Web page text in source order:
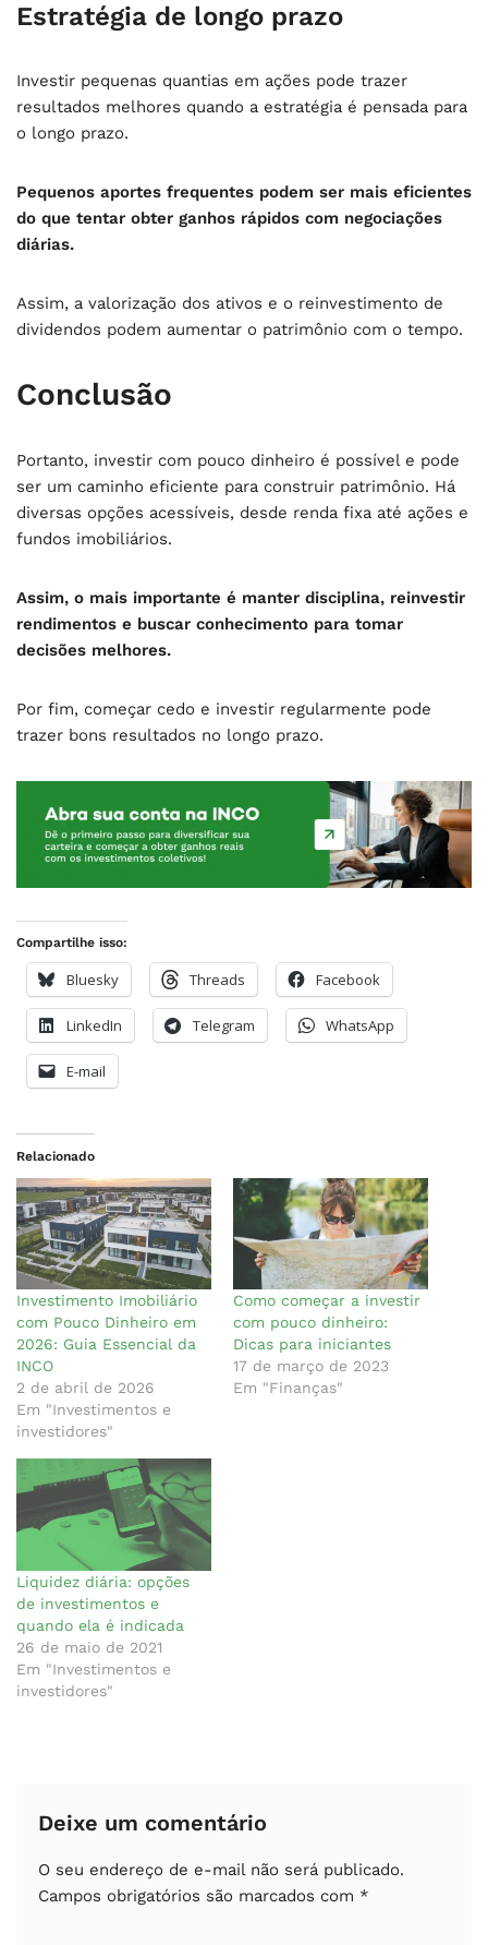
Estratégia de longo prazo
Investir pequenas quantias em ações pode trazer
resultados melhores quando a estratégia é pensada para
o longo prazo.
Pequenos aportes frequentes podem ser mais eficientes
do que tentar obter ganhos rápidos com negociações
diárias.
Assim, a valorização dos ativos e o reinvestimento de
dividendos podem aumentar o patrimônio com o tempo.
Conclusão
Portanto, investir com pouco dinheiro é possível e pode
ser um caminho eficiente para construir patrimônio. Há
diversas opções acessíveis, desde renda fixa até ações e
fundos imobiliários.
Assim, o mais importante é manter disciplina, reinvestir
rendimentos e buscar conhecimento para tomar
decisões melhores.
Por fim, começar cedo e investir regularmente pode
trazer bons resultados no longo prazo.
Compartilhe isso:
Bluesky Threads Facebook
LinkedIn Telegram WhatsApp
E-mail
Relacionado
Investimento Imobiliário
com Pouco Dinheiro em
2026: Guia Essencial da
INCO
2 de abril de 2026
Em "Investimentos e
investidores"
Como começar a investir
com pouco dinheiro:
Dicas para iniciantes
17 de março de 2023
Em "Finanças"
Liquidez diária: opções
de investimentos e
quando ela é indicada
26 de maio de 2021
Em "Investimentos e
investidores"
Deixe um comentário
O seu endereço de e-mail não será publicado.
Campos obrigatórios são marcados com *